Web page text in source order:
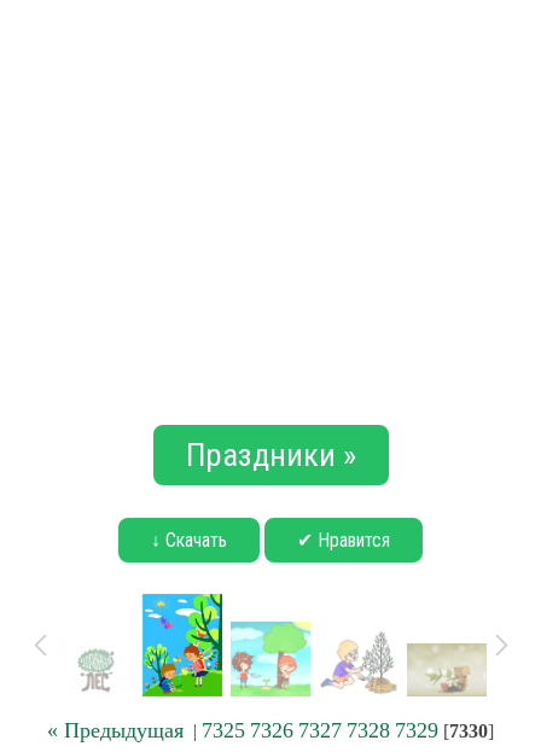
Праздники »
↓ Скачать ✔ Нравится
« Предыдущая | 7325 7326 7327 7328 7329 [7330]